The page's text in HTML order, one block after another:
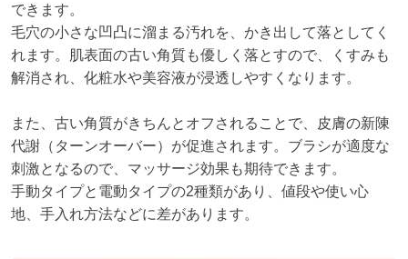
できます。
毛穴の小さな凹凸に溜まる汚れを、かき出して落としてく
れます。肌表面の古い角質も優しく落とすので、くすみも
解消され、化粧水や美容液が浸透しやすくなります。
また、古い角質がきちんとオフされることで、皮膚の新陳
代謝（ターンオーバー）が促進されます。ブラシが適度な
刺激となるので、マッサージ効果も期待できます。
手動タイプと電動タイプの2種類があり、値段や使い心
地、手入れ方法などに差があります。